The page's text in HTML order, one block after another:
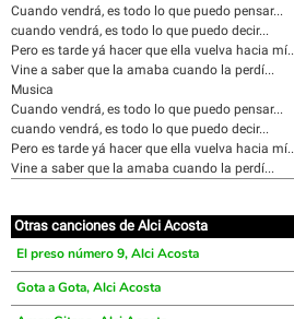
Cuando vendrá, es todo lo que puedo pensar...
cuando vendrá, es todo lo que puedo decir...
Pero es tarde yá hacer que ella vuelva hacia mí..
Vine a saber que la amaba cuando la perdí...
Musica
Cuando vendrá, es todo lo que puedo pensar...
cuando vendrá, es todo lo que puedo decir...
Pero es tarde yá hacer que ella vuelva hacia mí..
Vine a saber que la amaba cuando la perdí...
Otras canciones de Alci Acosta
El preso número 9, Alci Acosta
Gota a Gota, Alci Acosta